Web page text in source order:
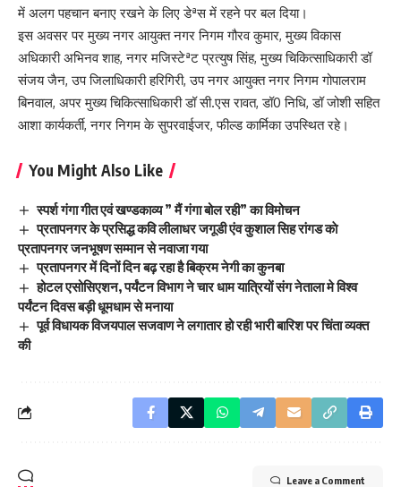
में अलग पहचान बनाए रखने के लिए डेªस में रहने पर बल दिया।
इस अवसर पर मुख्य नगर आयुक्त नगर निगम गौरव कुमार, मुख्य विकास
अधिकारी अभिनव शाह, नगर मजिस्टेªट प्रत्युष सिंह, मुख्य चिकित्साधिकारी डॉ
संजय जैन, उप जिलाधिकारी हरिगिरी, उप नगर आयुक्त नगर निगम गोपालराम
बिनवाल, अपर मुख्य चिकित्साधिकारी डॉ सी.एस रावत, डॉ0 निधि, डॉ जोशी सहित
आशा कार्यकर्ती, नगर निगम के सुपरवाईजर, फील्ड कार्मिका उपस्थित रहे।
You Might Also Like
स्पर्श गंगा गीत एवं खण्डकाव्य ” मैं गंगा बोल रही” का विमोचन
प्रतापनगर के प्रसिद्ध कवि लीलाधर जगूडी एंव कुशाल सिह रांगड काे
प्रतापनगर जनभूषण सम्मान से नवाजा गया
प्रतापनगर में दिनों दिन बढ़ रहा है बिक्रम नेगी का कुनबा
होटल एसोसिएशन, पर्यंटन विभाग ने चार धाम यात्रियों संग नेताला मे विश्व
पर्यंटन दिवस बड़ी धूमधाम से मनाया
पूर्व विधायक विजयपाल सजवाण ने लगातार हो रही भारी बारिश पर चिंता व्यक्त
की
Leave a Comment